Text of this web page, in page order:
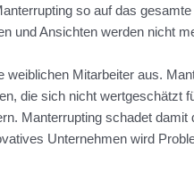
so auf das
und Ansichten werden nicht
weiblichen Mitarbeiter aus.
die sich nicht wertgeschätzt
Manterrupting schadet
Unternehmen wird